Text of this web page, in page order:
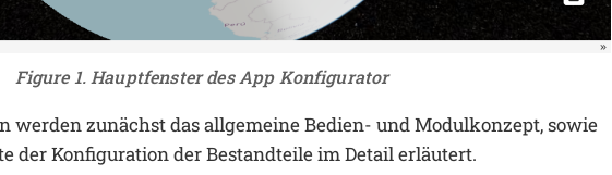
Figure 1. Hauptfenster des App Konfigurator
werden zunächst das allgemeine Bedien- und Modulkonzept, sowie
der Konfiguration der Bestandteile im Detail erläutert.